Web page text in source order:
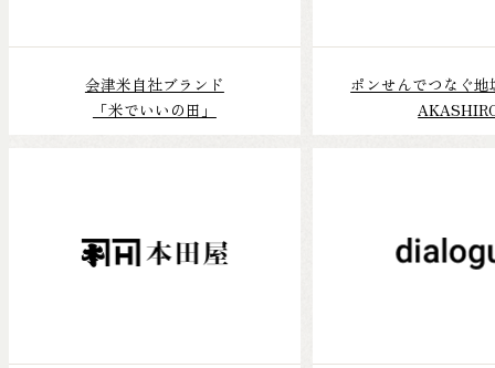
会津米自社ブランド
「米でいいの田」
ポンせんでつなぐ